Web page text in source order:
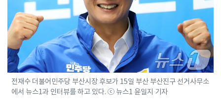
전재수 더불어민주당 부산시장 후보가 15일 부산 부산진구 선거사무소
에서 뉴스1과 인터뷰를 하고 있다. ⓒ 뉴스1 윤일지 기자